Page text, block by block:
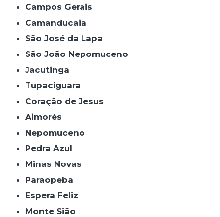
Campos Gerais
Camanducaia
São José da Lapa
São João Nepomuceno
Jacutinga
Tupaciguara
Coração de Jesus
Aimorés
Nepomuceno
Pedra Azul
Minas Novas
Paraopeba
Espera Feliz
Monte Sião